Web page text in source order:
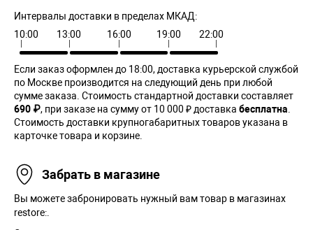
Интервалы доставки в пределах МКАД:
10:00
13:00 16:00 19:00 22:00
Если заказ оформлен до 18:00, доставка курьерской службой
по Москве производится на следующий день при любой
сумме заказа. Cтоимость стандартной доставки составляет
690 ₽, при заказе на сумму от 10 000 ₽ доставка бесплатна.
Стоимость доставки крупногабаритных товаров указана в
карточке товара и корзине.
Забрать в магазине
Вы можете забронировать нужный вам товар в магазинах
restore:.